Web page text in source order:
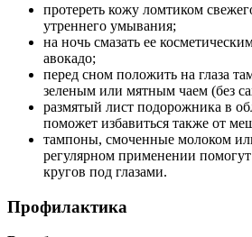
протереть кожу ломтиком
утреннего умывания;
на ночь смазать ее
авокадо;
перед сном положить на глаза
зеленым или мятным чаем (без
размятый лист подорожника в
поможет избавиться также от
тампоны, смоченные молоком
регулярном применении
кругов под глазами.
Профилактика